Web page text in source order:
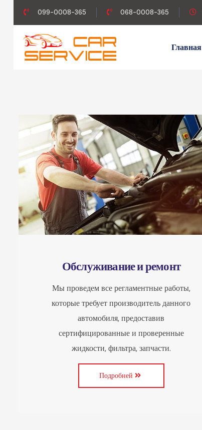
099-0008-365 068-0008-365
Главная
Обслуживание и ремонт
Мы проведем все регламентные работы,
которые требует производитель данного
автомобиля, предоставив
сертифицированные и проверенные
жидкости, фильтра, запчасти.
Подробней